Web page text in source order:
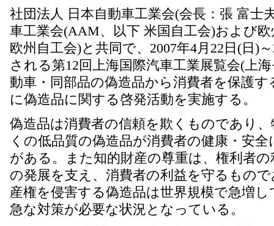
社団法人 日本自動車工業会(会長：張 富士
車工業会(AAM、以下 米国自工会)および
欧州自工会)と共同で、2007年4月22日(日)
される第12回上海国際汽車工業展覧会(上
動車・同部品の偽造品から消費者を保護
に偽造品に関する啓発活動を実施する。
偽造品は消費者の信頼を欺くものであり
くの低品質の偽造品が消費者の健康・安
がある。また知的財産の尊重は、権利者
の発展を支え、消費者の利益を守るもの
産権を侵害する偽造品は世界規模で急増
急な対策が必要な状況となっている。